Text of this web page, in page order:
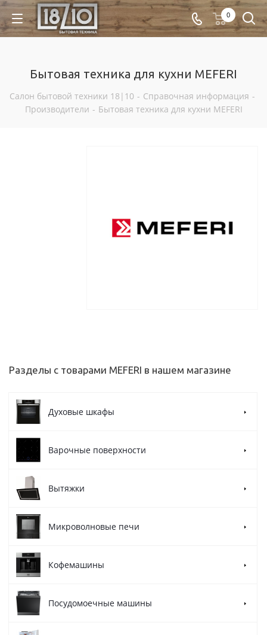
0
Бытовая техника для кухни MEFERI
Салон бытовой техники 18|10 - Справочная информация -
Производители - Бытовая техника для кухни MEFERI
Разделы с товарами MEFERI в нашем магазине
Духовые шкафы
Варочные поверхности
Вытяжки
Микроволновые печи
Кофемашины
Посудомоечные машины